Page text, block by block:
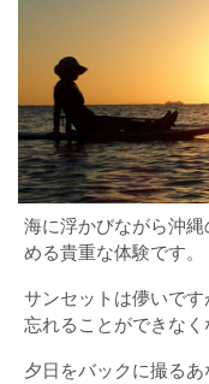
海に浮かびながら沖
める貴重な体験です。
サンセットは儚いで
忘れることができなく
夕日をバックに撮る